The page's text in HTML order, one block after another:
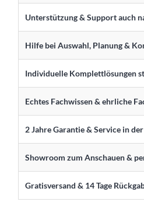
Unterstützung & Support auch
Hilfe bei Auswahl, Planung &
Individuelle Komplettlösungen
Echtes Fachwissen & ehrliche
2 Jahre Garantie & Service in
Showroom zum Anschauen &
Gratisversand & 14 Tage